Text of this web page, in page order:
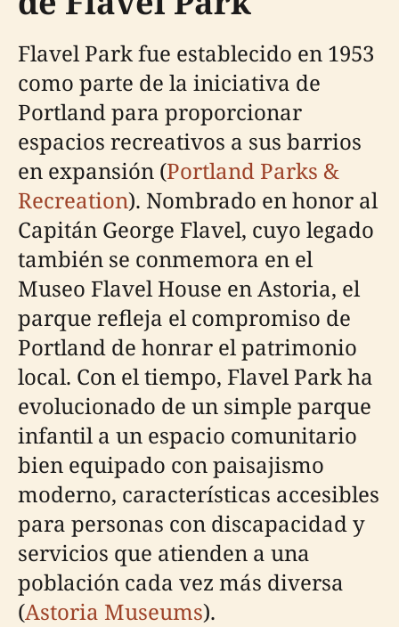
Flavel Park fue establecido en 1953
como parte de la iniciativa de
Portland para proporcionar
espacios recreativos a sus barrios
en expansión (Portland Parks &
Recreation). Nombrado en honor al
Capitán George Flavel, cuyo legado
también se conmemora en el
Museo Flavel House en Astoria, el
parque refleja el compromiso de
Portland de honrar el patrimonio
local. Con el tiempo, Flavel Park ha
evolucionado de un simple parque
infantil a un espacio comunitario
bien equipado con paisajismo
moderno, características accesibles
para personas con discapacidad y
servicios que atienden a una
población cada vez más diversa
(Astoria Museums).